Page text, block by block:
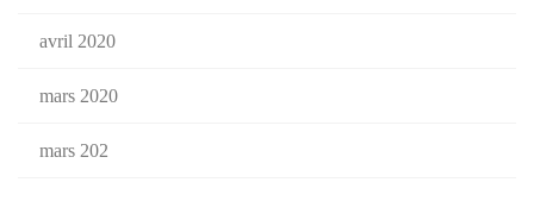
avril 2020
mars 2020
mars 202